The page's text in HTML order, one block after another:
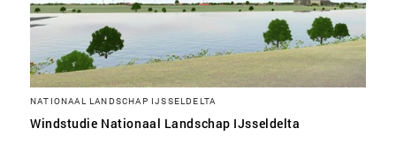
NATIONAAL LANDSCHAP IJSSELDELTA
Windstudie Nationaal Landschap IJsseldelta